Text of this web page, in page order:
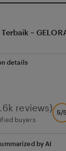
~
details
reviews)
buyers
5/5
by AI